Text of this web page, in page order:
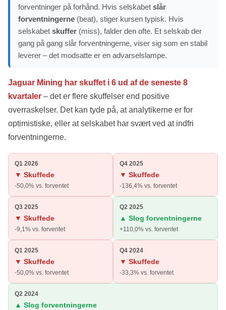
forventninger på forhånd. Hvis selskabet slår
forventningerne (beat), stiger kursen typisk. Hvis
selskabet skuffer (miss), falder den ofte. Et selskab der
gang på gang slår forventningerne, viser sig som en stabil
leverer – det modsatte er en advarselslampe.
Jaguar Mining har skuffet i 6 ud af de seneste 8
kvartaler – det er flere skuffelser end positive
overraskelser. Det kan tyde på, at analytikerne er for
optimistiske, eller at selskabet har svært ved at indfri
forventningerne.
Q1 2026
▼ Skuffede
-50,0% vs. forventet
Q4 2025
▼ Skuffede
-136,4% vs. forventet
Q3 2025
▼ Skuffede
-9,1% vs. forventet
Q2 2025
▲ Slog forventningerne
+110,0% vs. forventet
Q1 2025
▼ Skuffede
-50,0% vs. forventet
Q4 2024
▼ Skuffede
-33,3% vs. forventet
Q2 2024
▲ Slog forventningerne